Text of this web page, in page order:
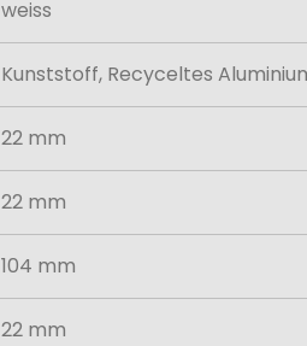
weiss
Kunststoff, Recyceltes
22 mm
22 mm
104 mm
22 mm